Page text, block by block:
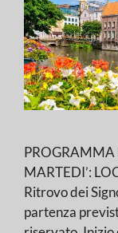
MARTEDI’:
Ritrovo dei
partenza